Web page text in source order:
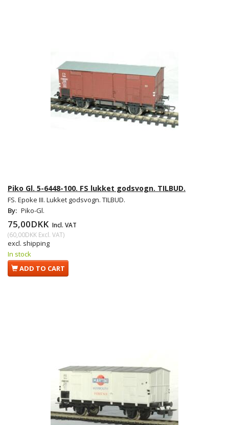
Piko Gl. 5-6448-100. FS lukket godsvogn. TILBUD.
FS. Epoke III. Lukket godsvogn. TILBUD.
By: Piko-Gl.
75,00DKK Incl. VAT
(60,00DKK Excl. VAT)
excl. shipping
In stock
ADD TO CART